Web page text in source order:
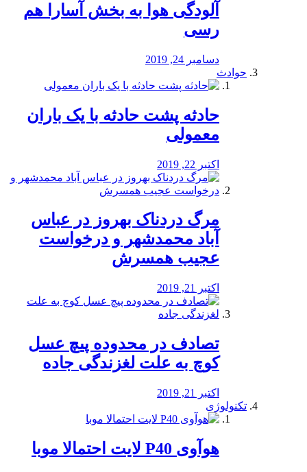
آلودگی هوا به بخش آسارا هم
رسی
دسامبر 24, 2019
حوادث
️حادثه پشت حادثه با یک باران
معمولی
اکتبر 22, 2019
مرگ دردناک بهروز در عباس
آباد محمدشهر و درخواست
عجیب همسرش
اکتبر 21, 2019
تصادف در محدوده پیچ عسل
کوچ به علت لغزندگی جاده
اکتبر 21, 2019
تکنولوژی
هوآوی P40 لایت احتمالا موبا